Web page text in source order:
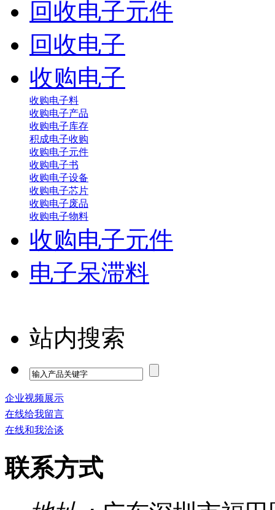
回收电子元件
回收电子
收购电子
收购电子料
收购电子产品
收购电子库存
积成电子收购
收购电子元件
收购电子书
收购电子设备
收购电子芯片
收购电子废品
收购电子物料
收购电子元件
电子呆滞料
站内搜索
企业视频展示
在线给我留言
在线和我洽谈
联系方式